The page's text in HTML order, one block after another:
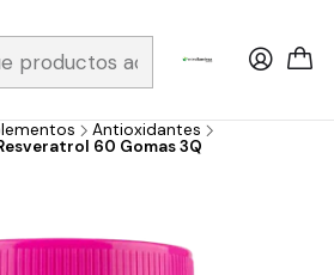
6019251796 / Envios a todo el país y
Antioxidantes
60 Gomas 3Q